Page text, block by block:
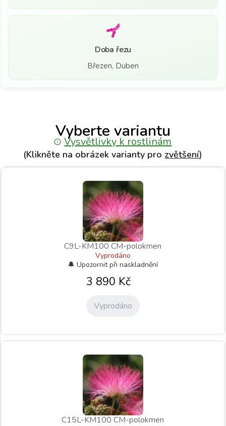
Doba řezu
Březen, Duben
Vyberte variantu
Vysvětlivky k rostlinám
(Klikněte na obrázek varianty pro zvětšení)
C9L-KM100 CM-polokmen
Vyprodáno
3 890 Kč
Vyprodáno
C15L-KM100 CM-polokmen